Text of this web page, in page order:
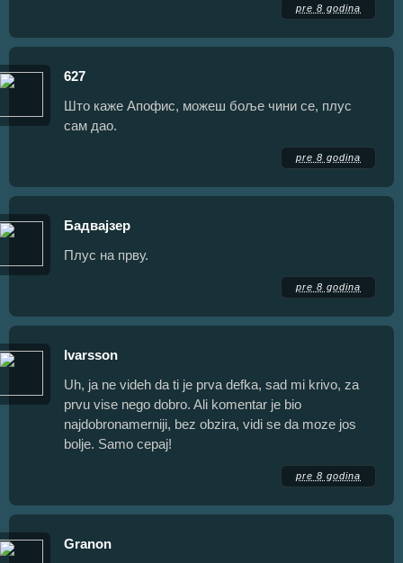
pre 8 godina
627
Што каже Апофис, можеш боље чини се, плус
сам дао.
pre 8 godina
Бадвајзер
Плус на прву.
pre 8 godina
Ivarsson
Uh, ja ne videh da ti je prva defka, sad mi krivo, za
prvu vise nego dobro. Ali komentar je bio
najdobronamerniji, bez obzira, vidi se da moze jos
bolje. Samo cepaj!
pre 8 godina
Granon